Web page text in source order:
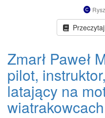
Przeczytaj
Zmarł Paweł
pilot,
latający na